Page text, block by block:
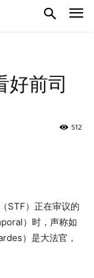
好前司
512
STF）正在审议的
）时，声称如
）是大法官，